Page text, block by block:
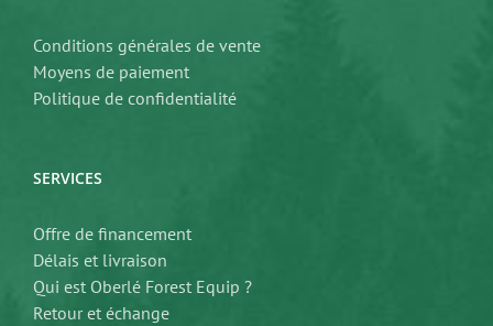
Conditions générales de vente
Moyens de paiement
Politique de confidentialité
SERVICES
Offre de financement
Délais et livraison
Qui est Oberlé Forest Equip ?
Retour et échange